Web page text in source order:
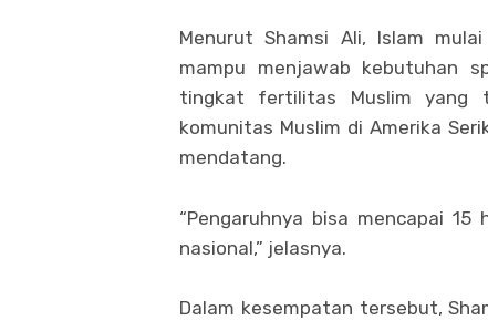
Menurut Shamsi Ali, Islam
mampu menjawab kebutuhan
tingkat fertilitas Muslim yang
komunitas Muslim di Amerika
mendatang.
“Pengaruhnya bisa mencapai
nasional,” jelasnya.
Dalam kesempatan tersebut,